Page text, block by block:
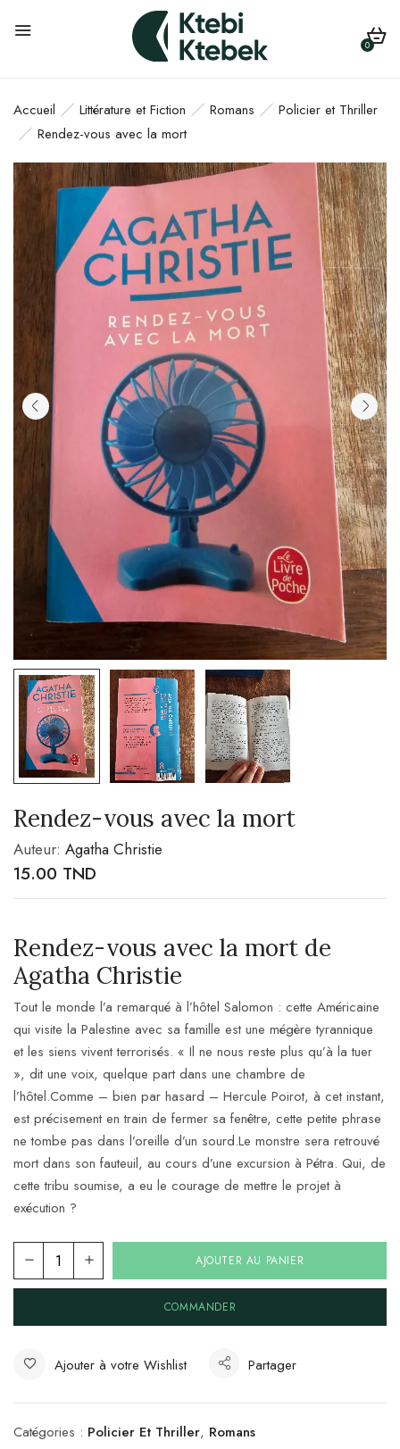
0
Accueil Littérature et Fiction Romans
Policier et Thriller
Rendez-vous avec la mort
Rendez-vous avec la mort
Auteur: Agatha Christie
15.00 TND
Rendez-vous avec la mort de
Agatha Christie
Tout le monde l’a remarqué à l’hôtel Salomon : cette Américaine
qui visite la Palestine avec sa famille est une mégère tyrannique
et les siens vivent terrorisés. « Il ne nous reste plus qu’à la tuer
», dit une voix, quelque part dans une chambre de
l’hôtel.Comme – bien par hasard – Hercule Poirot, à cet instant,
est précisement en train de fermer sa fenêtre, cette petite phrase
ne tombe pas dans l’oreille d’un sourd.Le monstre sera retrouvé
mort dans son fauteuil, au cours d’une excursion à Pétra. Qui, de
cette tribu soumise, a eu le courage de mettre le projet à
exécution ?
AJOUTER AU PANIER
COMMANDER
Ajouter à votre Wishlist Partager
Catégories : Policier Et Thriller, Romans